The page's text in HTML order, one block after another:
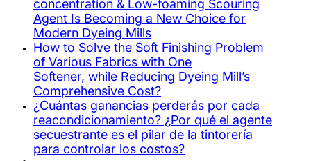
concentration & Low-foaming Scouring
Agent Is Becoming a New Choice for
Modern Dyeing Mills
How to Solve the Soft Finishing Problem
of Various Fabrics with One
Softener, while Reducing Dyeing Mill’s
Comprehensive Cost?
¿Cuántas ganancias perderás por cada
reacondicionamiento? ¿Por qué el agente
secuestrante es el pilar de la tintorería
para controlar los costos?